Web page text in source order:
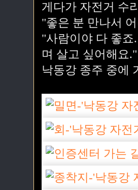
게다가 자전거 수
"좋은 분 만나서
"사람이야 다 좋
며 살고 싶어해요."
낙동강 종주 중에